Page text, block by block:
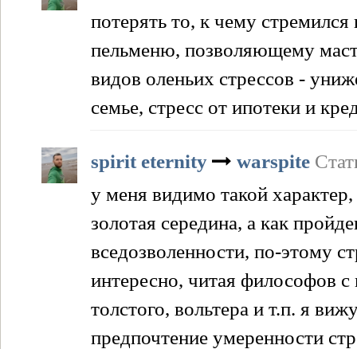
потерять то, к чему
пельменю, позволяющему
видов оленьих стрессов -
семье, стресс от ипотеки и
spirit eternity warspite
у меня видимо такой
золотая середина, а как
вседозволенности, по-этому
интересно, читая философов
толстого, вольтера и т.п. я
предпочтение умеренности